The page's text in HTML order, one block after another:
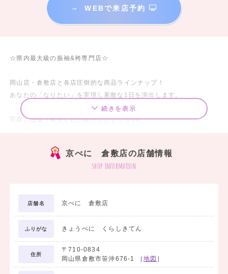
→ WEBで来店予約
☆県内最大級の振袖&袴専門店☆
岡山店・倉敷店と各店圧倒的な商品ラインナップ！
あなたの「なりたい」を実現し素敵な1日を演出します。
写真とは違う着物と袴の組み合わせでもOK。
お気軽にご相談ください。
① 卒業式当日の準備もお店でヘアー・メイク・着付けが全てできる
ので安心！
→・着物や袴のレンタルと、当日の準備もセットになったお得なパ
ック料金があります。
・当日朝早くても、早朝料金等のプラス料金はかかりません！
・普段行きつけの美容院で準備をしていただく事も可能ですが、
続きを表示
京べに 倉敷店の店舗情報
shop information
店舗名 京べに 倉敷店
ふりがな きょうべに くらしきてん
住所
〒710-0834
岡山県倉敷市笹沖676-1
［ 地図 ］